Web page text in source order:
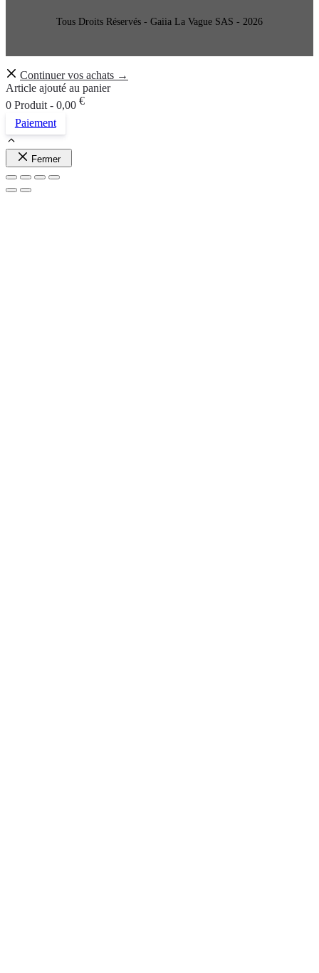
Tous Droits Réservés - Gaiia La Vague SAS - 2026
Continuer vos achats →
Article ajouté au panier
0 Produit - 0,00 €
Paiement
Fermer